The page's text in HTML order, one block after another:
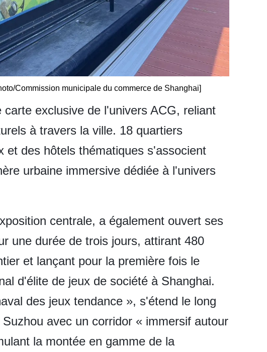
Commission municipale du commerce de Shanghai]
carte exclusive de l'univers ACG, reliant
à travers la ville. 18 quartiers
et des hôtels thématiques s'associent
urbaine immersive dédiée à l'univers
centrale, a également ouvert ses
une durée de trois jours, attirant 480
et lançant pour la première fois le
d'élite de jeux de société à Shanghai.
des jeux tendance », s'étend le long
avec un corridor « immersif autour
la montée en gamme de la